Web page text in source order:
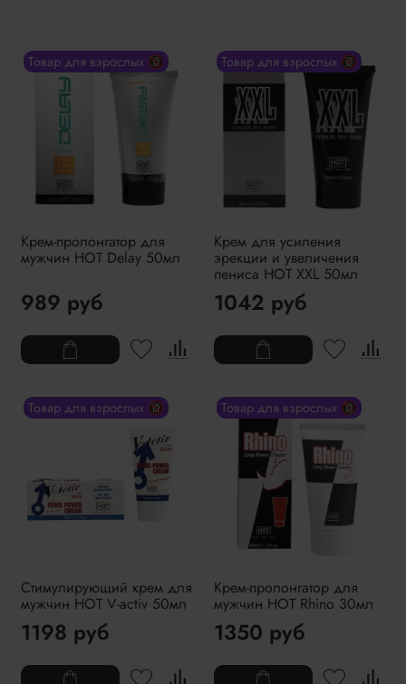
Товар для взрослых 🔞
Крем-пролонгатор для
мужчин HOT Delay 50мл
989 руб
Товар для взрослых 🔞
Крем для усиления
эрекции и увеличения
пениса HOT XXL 50мл
1042 руб
Товар для взрослых 🔞
Стимулирующий крем для
мужчин HOT V-activ 50мл
1198 руб
Товар для взрослых 🔞
Крем-пролонгатор для
мужчин HOT Rhino 30мл
1350 руб